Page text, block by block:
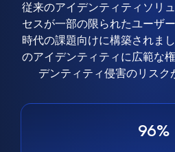
従来のアイデンティティソリ
セスが一部の限られたユーザ
時代の課題向けに構築されま
のアイデンティティに広範な
デンティティ侵害のリスク
96%